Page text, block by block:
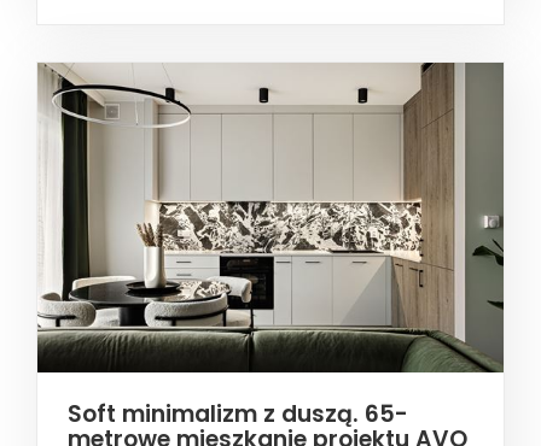
Soft minimalizm z duszą. 65-